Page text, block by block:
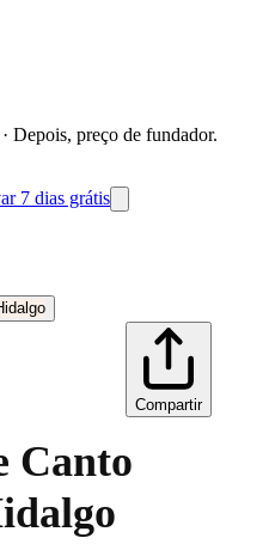
· Depois, preço de fundador.
7 dias grátis
Compartir
Canto